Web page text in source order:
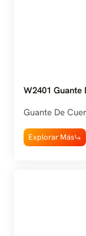
W2401 Guante
Guante De
Explorar Más